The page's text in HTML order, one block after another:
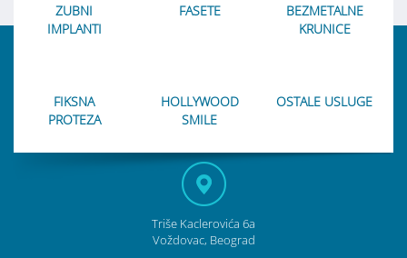
ZUBNI
IMPLANTI
FASETE
BEZMETALNE
KRUNICE
FIKSNA
PROTEZA
HOLLYWOOD
SMILE
OSTALE USLUGE
Triše Kaclerovića 6a
Voždovac, Beograd